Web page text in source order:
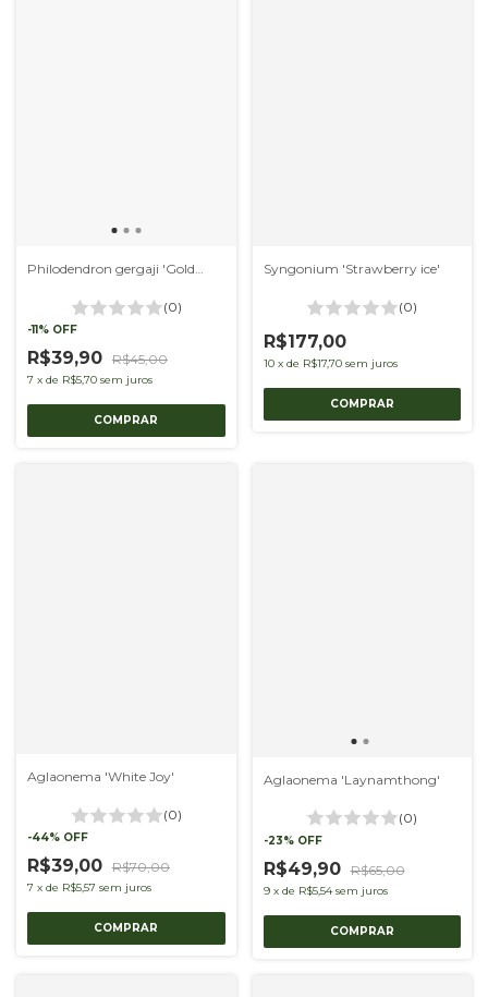
Philodendron gergaji 'Golden'
(0)
-11 % OFF
R$39,90 R$45,00
7 x de R$5,70 sem juros
Syngonium 'Strawberry ice'
(0)
R$177,00
10 x de R$17,70 sem juros
Aglaonema 'White Joy'
(0)
-44% OFF
R$39,00 R$70,00
7 x de R$5,57 sem juros
Aglaonema 'Laynamthong'
(0)
-23% OFF
R$49,90 R$65,00
9 x de R$5,54 sem juros